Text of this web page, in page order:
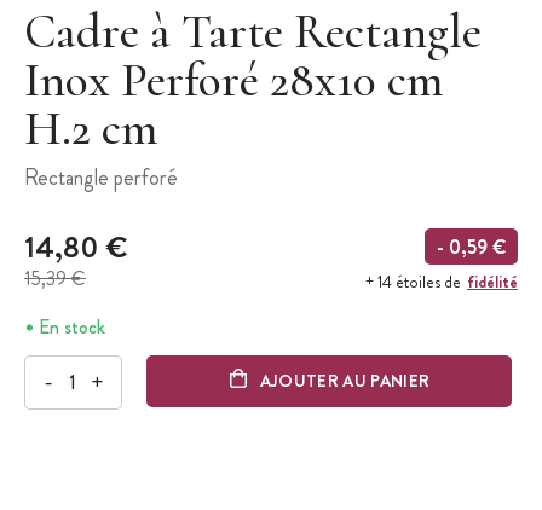
Cadre à Tarte Rectangle
Inox Perforé 28x10 cm
H.2 cm
Rectangle perforé
14,80 €
15,39 €
- 0,59 €
+ 14 étoiles de fidélité
En stock
- + AJOUTER AU PANIER